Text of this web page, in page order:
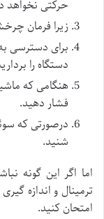
حرکتی
زیرا فرمان
برای دسترسی
دستگاه را
هنگامی که
فشار دهید.
درصورتی که
شنید.
اما اگر این گونه
ترمینال و اندازه
امتحان کنید.